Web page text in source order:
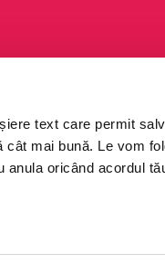
text care permit
mai bună. Le vom
oricând acordul